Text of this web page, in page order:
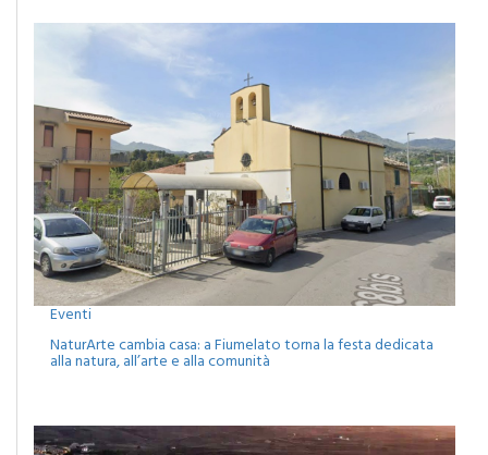
Eventi
NaturArte cambia casa: a Fiumelato torna la festa dedicata
alla natura, all’arte e alla comunità